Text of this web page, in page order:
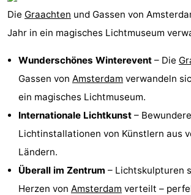
Die Graachten und Gassen von
Jahr in ein magisches Lichtmuseum
Wunderschönes Winterevent – Die
Gassen von Amsterdam verwandeln
ein magisches Lichtmuseum.
Internationale Lichtkunst –
Lichtinstallationen von Künstlern aus
Ländern.
Überall im Zentrum – Lichtskulpturen
Herzen von Amsterdam verteilt –